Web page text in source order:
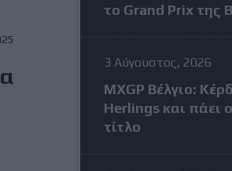
το Grand Prix της
3 Αύγουστος, 2026
MXGP Βέλγιο:
Herlings και πάει
τίτλο